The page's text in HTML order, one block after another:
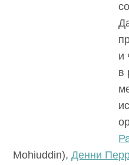
и
в
Mohiuddin),Денни